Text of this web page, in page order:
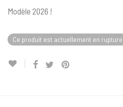
Modèle 2026 !
Ce produit est actuellement en